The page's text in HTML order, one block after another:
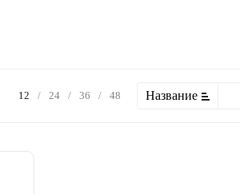
12 / 24 / 36 / 48 Название